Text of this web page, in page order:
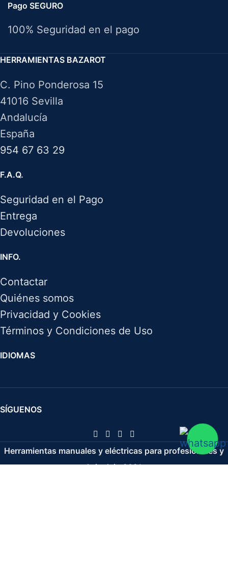
Pago SEGURO
100% Seguridad en el pago
HERRAMIENTAS BAZAROT
C. Pino Ponderosa 15
41016 Sevilla
Andalucía
España
954 67 63 29
F.A.Q.
Seguridad en el Pago
Entrega
Devoluciones
INFO.
Contactar
Quiénes somos
Privacidad y Cookies
Términos y Condiciones de Uso
IDIOMAS
SÍGUENOS
Herramientas manuales y eléctricas para profesionales y
bricolaje 2021